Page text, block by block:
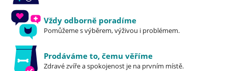
Vždy odborně poradíme
Pomůžeme s výběrem, výživou i problémem.
Prodáváme to, čemu věříme
Zdravé zvíře a spokojenost je na prvním místě.